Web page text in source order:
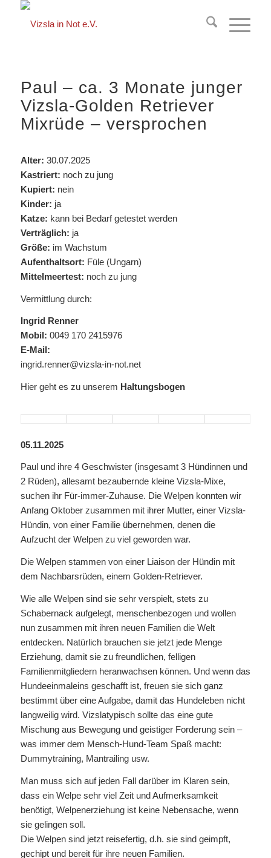
Paul – ca. 3 Monate junger
Vizsla-Golden Retriever
Mixrüde – versprochen
Alter: 30.07.2025
Kastriert: noch zu jung
Kupiert: nein
Kinder: ja
Katze: kann bei Bedarf getestet werden
Verträglich: ja
Größe: im Wachstum
Aufenthaltsort: Füle (Ungarn)
Mittelmeertest: noch zu jung
Vermittlung durch:
Ingrid Renner
Mobil: 0049 170 2415976
E-Mail:
ingrid.renner@vizsla-in-not.net
Hier geht es zu unserem Haltungsbogen
05.11.2025
Paul und ihre 4 Geschwister (insgesamt 3 Hündinnen und
2 Rüden), allesamt bezaubernde kleine Vizsla-Mixe,
suchen ihr Für-immer-Zuhause. Die Welpen konnten wir
Anfang Oktober zusammen mit ihrer Mutter, einer Vizsla-
Hündin, von einer Familie übernehmen, denen die
Aufzucht der Welpen zu viel geworden war.
Die Welpen stammen von einer Liaison der Hündin mit
dem Nachbarsrüden, einem Golden-Retriever.
Wie alle Welpen sind sie sehr verspielt, stets zu
Schabernack aufgelegt, menschenbezogen und wollen
nun zusammen mit ihren neuen Familien die Welt
entdecken. Natürlich brauchen sie jetzt jede Menge
Erziehung, damit sie zu freundlichen, felligen
Familienmitgliedern heranwachsen können. Und wenn das
Hundeeinmaleins geschafft ist, freuen sie sich ganz
bestimmt über eine Aufgabe, damit das Hundeleben nicht
langweilig wird. Vizslatypisch sollte das eine gute
Mischung aus Bewegung und geistiger Forderung sein –
was immer dem Mensch-Hund-Team Spaß macht:
Dummytraining, Mantrailing usw.
Man muss sich auf jeden Fall darüber im Klaren sein,
dass ein Welpe sehr viel Zeit und Aufmerksamkeit
benötigt, Welpenerziehung ist keine Nebensache, wenn
sie gelingen soll.
Die Welpen sind jetzt reisefertig, d.h. sie sind geimpft,
gechipt und bereit für ihre neuen Familien.